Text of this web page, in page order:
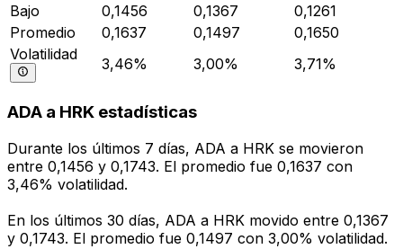
Bajo
0,1456 0,1367
0,1261
Promedio
0,1637 0,1497
0,1650
Volatilidad
3,46% 3,00% 3,71%
ADA a HRK estadísticas
Durante los últimos 7 días, ADA a HRK se movieron
entre 0,1456 y 0,1743. El promedio fue 0,1637 con
3,46% volatilidad.
En los últimos 30 días, ADA a HRK movido entre 0,1367
y 0,1743. El promedio fue 0,1497 con 3,00% volatilidad.